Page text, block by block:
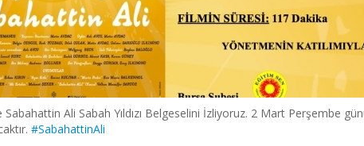
Ali Sabah Yıldızı Belgeselini İzliyoruz. 2 Mart Perşembe
#SabahattinAli